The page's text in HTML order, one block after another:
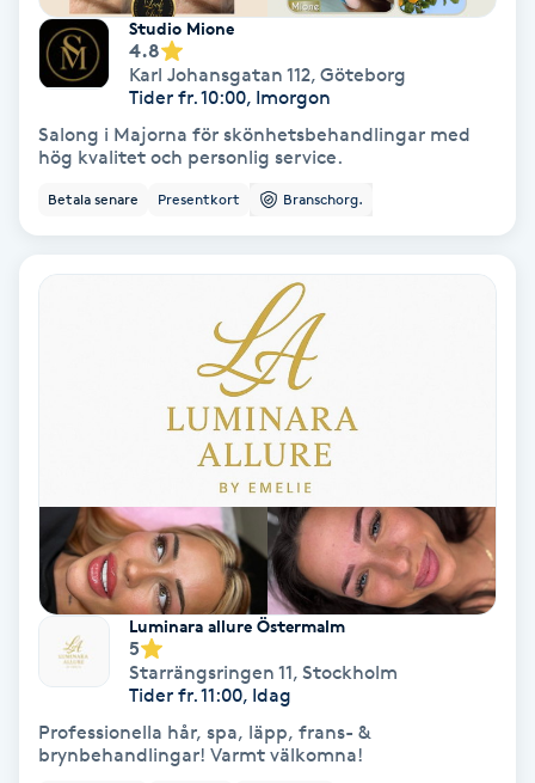
Läpptatuering
Makeup
Manikyr & Pedikyr
Medicinsk massage
Meditation
Medium
Megavolymfransar
Mesoterapi
Studio Mione
4.8
Karl Johansgatan 112, Göteborg
Tider fr. 10:00, Imorgon
Salong i Majorna för skönhetsbehandlingar med
hög kvalitet och personlig service.
Betala senare Presentkort Branschorg.
Luminara allure Östermalm
5
Starrängsringen 11, Stockholm
Tider fr. 11:00, Idag
Professionella hår, spa, läpp, frans- &
brynbehandlingar! Varmt välkomna!